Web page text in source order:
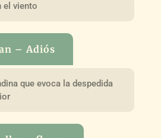
el viento
– Adiós
que evoca la despedida